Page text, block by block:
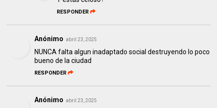
RESPONDER
Anónimo abril 23, 2025
NUNCA falta algun inadaptado social destruyendo lo poco
bueno de la ciudad
RESPONDER
Anónimo abril 23, 2025